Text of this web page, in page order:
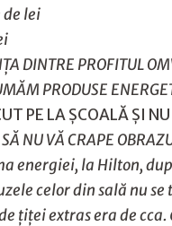
lei
DINTRE PROFITUL
PRODUSE
PE LA ŞCOALĂ ŞI
NU VĂ CRAPE
energiei, la Hilton,
celor din sală nu
ţiţei extras era de